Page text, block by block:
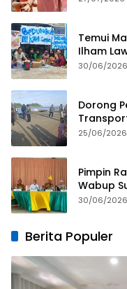
Temui
Ilham
30/06/2026
Dorong
Tinjau
25/06/2026
Pimpin
Wabup
30/06/2026
Berita Populer